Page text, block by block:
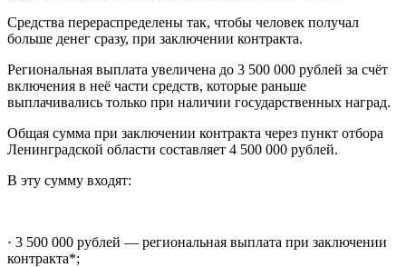
Средства перераспределены так, чтобы человек получал
больше денег сразу, при заключении контракта.
Региональная выплата увеличена до 3 500 000 рублей за счёт
включения в неё части средств, которые раньше
выплачивались только при наличии государственных наград.
Общая сумма при заключении контракта через пункт отбора
Ленинградской области составляет 4 500 000 рублей.
В эту сумму входят:
· 3 500 000 рублей — региональная выплата при заключении
контракта*;